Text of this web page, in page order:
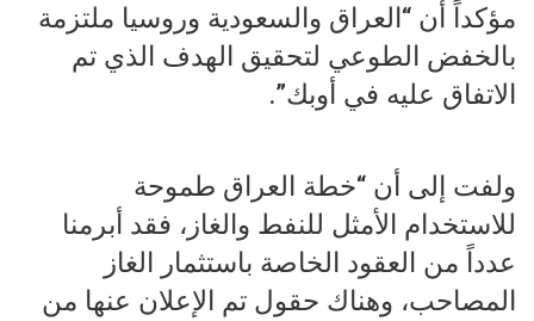
مؤكداً أن “العراق والسعودية وروسيا ملتزمة
بالخفض الطوعي لتحقيق الهدف الذي تم
الاتفاق عليه في أوبك”.
ولفت إلى أن “خطة العراق طموحة
للاستخدام الأمثل للنفط والغاز، فقد أبرمنا
عدداً من العقود الخاصة باستثمار الغاز
المصاحب، وهناك حقول تم الإعلان عنها من